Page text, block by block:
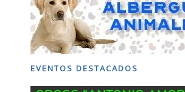
EVENTOS DESTACADOS